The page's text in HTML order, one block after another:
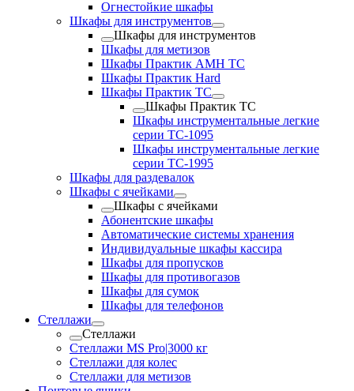
Огнестойкие шкафы
Шкафы для инструментов
Шкафы для инструментов
Шкафы для метизов
Шкафы Практик AMH TC
Шкафы Практик Hard
Шкафы Практик TC
Шкафы Практик TC
Шкафы инструментальные легкие
серии TC-1095
Шкафы инструментальные легкие
серии TC-1995
Шкафы для раздевалок
Шкафы с ячейками
Шкафы с ячейками
Абонентские шкафы
Автоматические системы хранения
Индивидуальные шкафы кассира
Шкафы для пропусков
Шкафы для противогазов
Шкафы для сумок
Шкафы для телефонов
Стеллажи
Стеллажи
Стеллажи MS Pro|3000 кг
Стеллажи для колес
Стеллажи для метизов